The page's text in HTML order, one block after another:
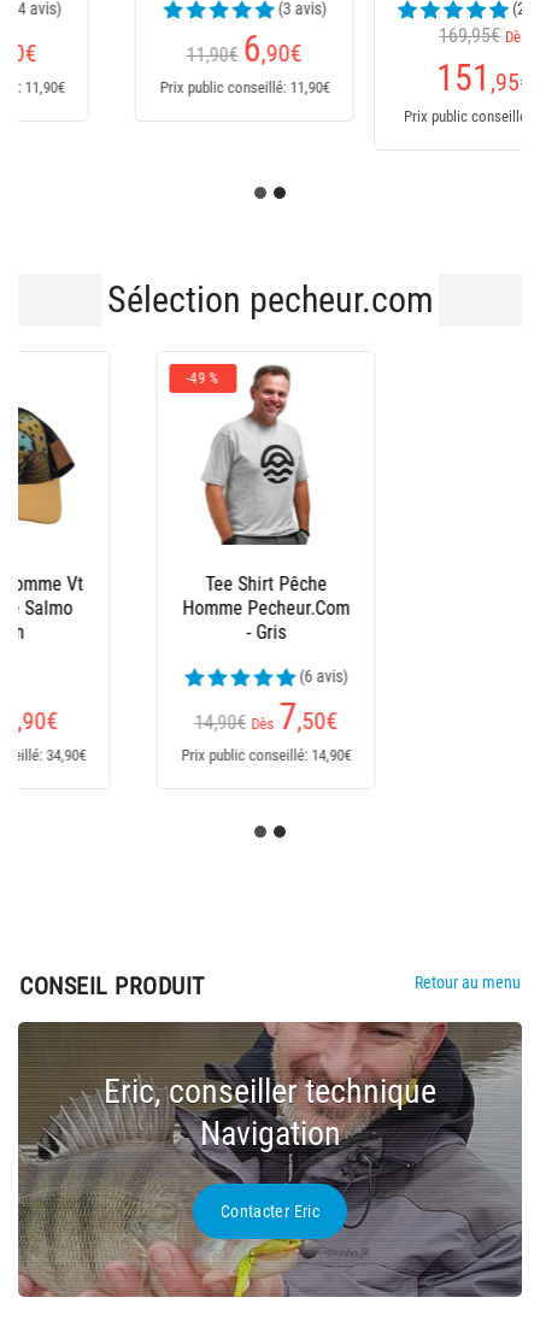
(24 avis)
,95€
Prix public conseillé: 170€
Prix public conseillé: 235€
Sélection pecheur.com
-43 %
Bonnet Peche
Pecheur.Com
Réversible - Noir/Kaki
(6 avis)
9,90€ 5,60€
Prix public conseillé: 9,90€
CONSEIL PRODUIT Retour au menu
Eric, conseiller technique
Navigation
Contacter Eric